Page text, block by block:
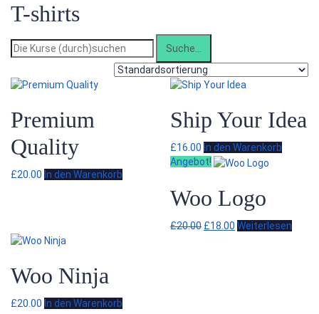
T-shirts
Suche
nach:
Premium
Quality
£20.00 In den Warenkorb
Ship Your Idea
£16.00 In den Warenkorb
Angebot!
Woo Logo
£20.00 Ursprünglicher
£18.00 Aktueller
Weiterlesen
Woo Ninja
£20.00 In den Warenkorb